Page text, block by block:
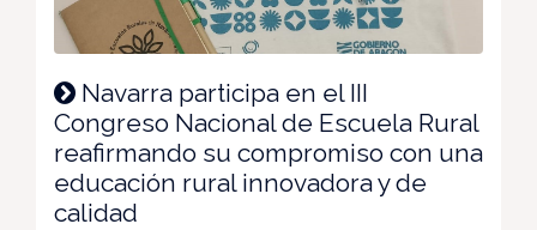
Navarra participa en el III
Congreso Nacional de Escuela Rural
reafirmando su compromiso con una
educación rural innovadora y de
calidad